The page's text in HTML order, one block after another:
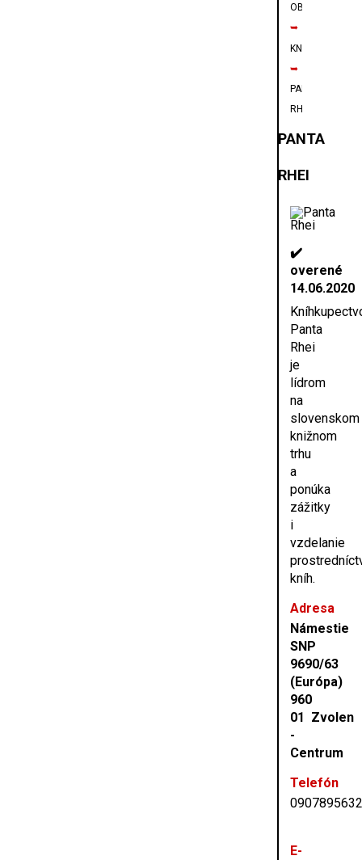
OBCHODY
➥
KNÍHKUPECTVO
➥
PANTA
RHEI
PANTA
RHEI
✔️
overené
14.06.2020
Panta
Rhei
je
lídrom
na
slovenskom
knižnom
trhu
a
ponúka
zážitky
i
vzdelanie
kníh.
Adresa
Námestie
SNP
9690/63
(Európa)
960
01 Zvolen
-
Centrum
Telefón
0907895632
E-